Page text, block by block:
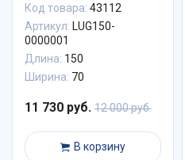
Код товара: 43112
Артикул: LUG150-
0000001
Длина: 150
Ширина: 70
11 730 руб. 12 000 руб.
В корзину